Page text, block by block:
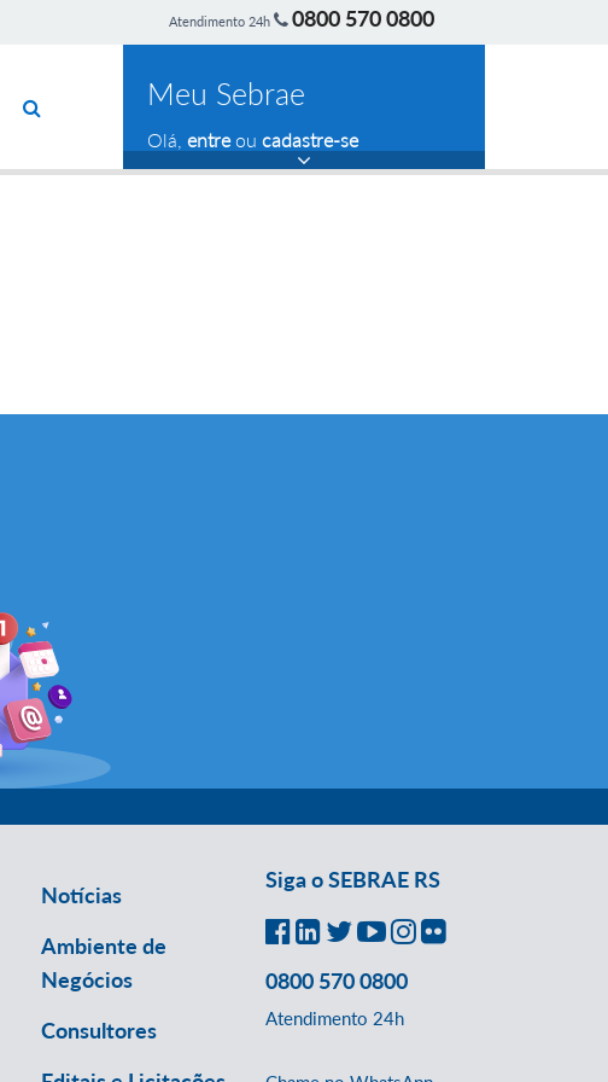
Atendimento 24h 0800 570 0800
Meu Sebrae
Olá, entreou cadastre-se
Notícias
Ambiente de
Negócios
Consultores
Siga o SEBRAE RS
0800 570 0800
Atendimento 24h